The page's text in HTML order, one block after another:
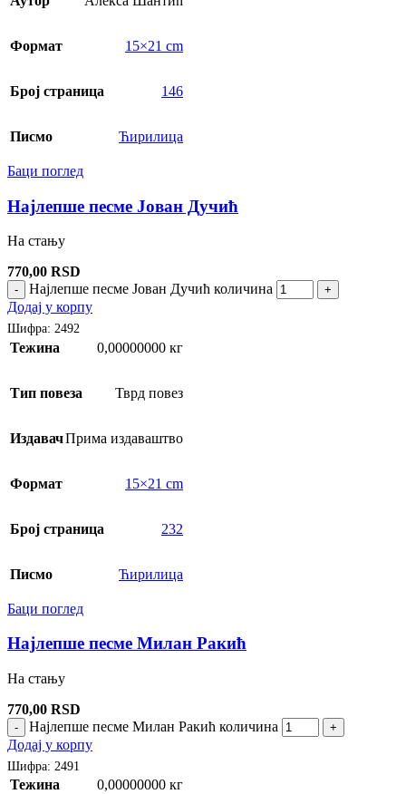
Формат 15×21 cm
Број страница 146
Писмо Ћирилица
Баци поглед
Најлепше песме Јован Дучић
На стању
770,00 RSD
- Најлепше песме Јован Дучић количина +
Додај у корпу
Шифра: 2492
Тежина 0,00000000 кг
Тип повеза Тврд повез
ИздавачПрима издаваштво
Формат 15×21 cm
Број страница 232
Писмо Ћирилица
Баци поглед
Најлепше песме Милан Ракић
На стању
770,00 RSD
- Најлепше песме Милан Ракић количина +
Додај у корпу
Шифра: 2491
Тежина 0,00000000 кг